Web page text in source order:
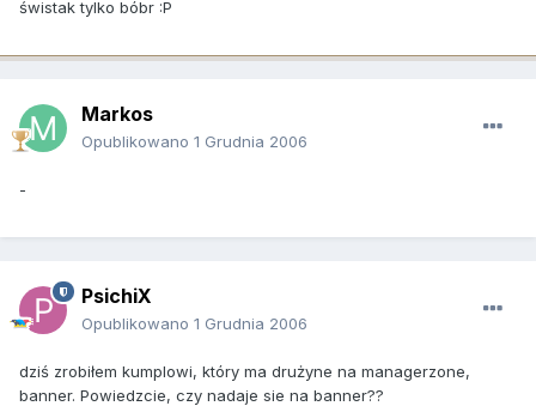
świstak tylko bóbr :P
Markos
Opublikowano 1 Grudnia 2006
-
PsichiX
Opublikowano 1 Grudnia 2006
dziś zrobiłem kumplowi, który ma drużyne na managerzone,
banner. Powiedzcie, czy nadaje sie na banner??